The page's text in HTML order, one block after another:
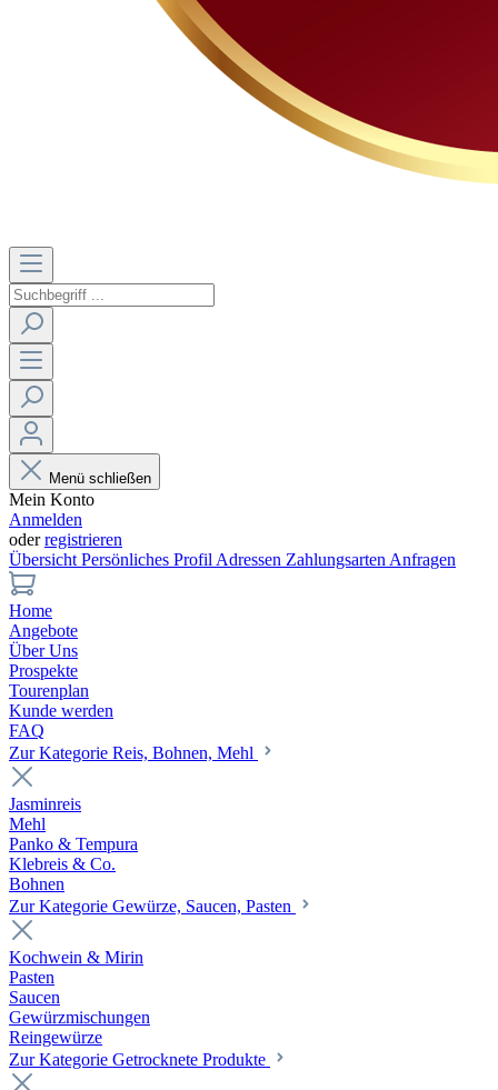
Menü schließen
Mein Konto
Anmelden
oderregistrieren
Übersicht Persönliches Profil Adressen Zahlungsarten Anfragen
Home
Angebote
Über Uns
Prospekte
Tourenplan
Kunde werden
FAQ
Zur Kategorie Reis, Bohnen, Mehl
Jasminreis
Mehl
Panko & Tempura
Klebreis & Co.
Bohnen
Zur Kategorie Gewürze, Saucen, Pasten
Kochwein & Mirin
Pasten
Saucen
Gewürzmischungen
Reingewürze
Zur Kategorie Getrocknete Produkte